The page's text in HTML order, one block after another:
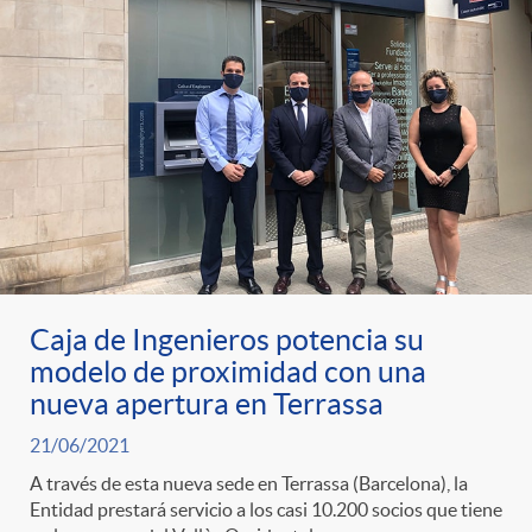
r
o
C
a
t
e
i
d
o
s
Caja de Ingenieros potencia su
modelo de proximidad con una
nueva apertura en Terrassa
21/06/2021
A través de esta nueva sede en Terrassa (Barcelona), la
Entidad prestará servicio a los casi 10.200 socios que tiene